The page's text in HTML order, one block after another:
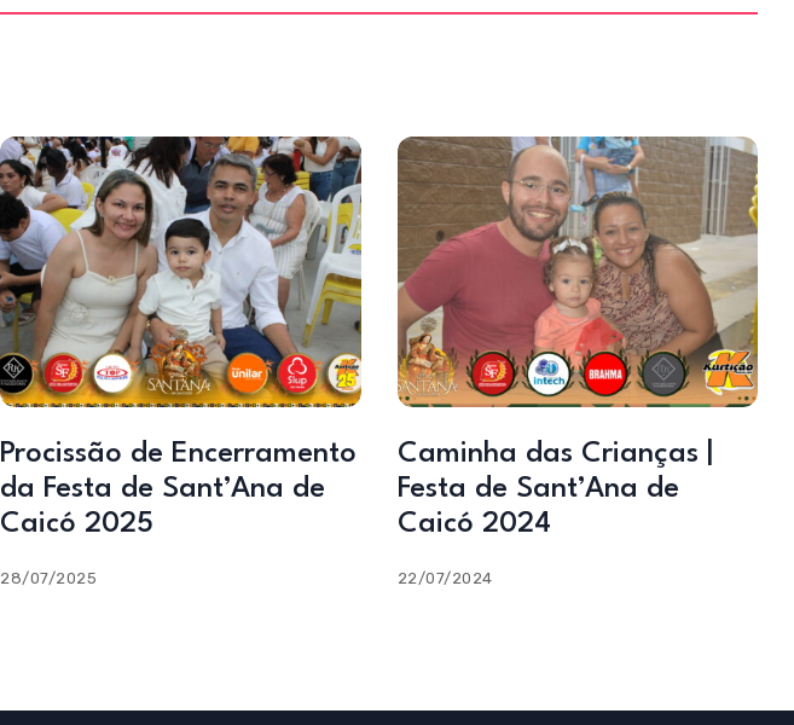
Procissão de Encerramento
da Festa de Sant’Ana de
Caicó 2025
28/07/2025
Caminha das Crianças |
Festa de Sant’Ana de
Caicó 2024
22/07/2024